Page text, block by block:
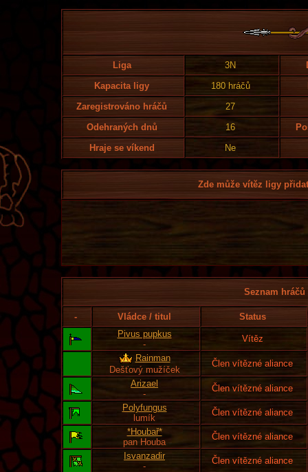
Liga 3N
Kapacita ligy
180 hráčů
Zaregistrováno hráčů
27
Odehraných dnů
16
Hraje se víkend
Ne
Zde může vítěz ligy
Seznam
- Vládce / titul
Status
Pivus pupkus
-
Vítěz
Rainman
Dešťový mužíček
Člen vítězné aliance
Arizael
-
Člen vítězné aliance
Polyfungus
lumík
Člen vítězné aliance
*Houbař*
pan Houba
Člen vítězné aliance
Isvanzadir
-
Člen vítězné aliance